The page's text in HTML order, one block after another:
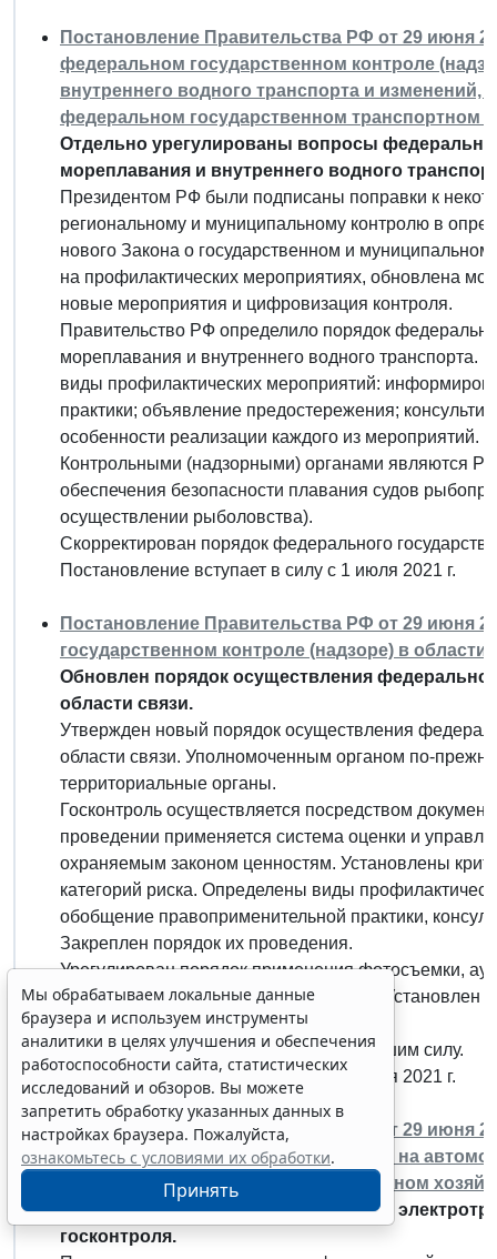
Постановление Правительства РФ от 29 июня
федеральном государственном контроле
внутреннего водного транспорта и изменений,
федеральном государственном транспортном
Отдельно урегулированы вопросы
мореплавания и внутреннего водного
Президентом РФ были подписаны поправки к
региональному и муниципальному контролю в
нового Закона о государственном и
на профилактических мероприятиях, обновлена
новые мероприятия и цифровизация контроля.
Правительство РФ определило порядок
мореплавания и внутреннего водного транспорта.
виды профилактических мероприятий:
практики; объявление предостережения;
особенности реализации каждого из мероприятий.
Контрольными (надзорными) органами являются
обеспечения безопасности плавания судов
осуществлении рыболовства).
Скорректирован порядок федерального
Постановление вступает в силу с 1 июля 2021 г.
Постановление Правительства РФ от 29 июня
государственном контроле (надзоре) в области
Обновлен порядок осуществления
области связи.
Утвержден новый порядок осуществления
области связи. Уполномоченным органом по-
территориальные органы.
Госконтроль осуществляется посредством
проведении применяется система оценки и
охраняемым законом ценностям. Установлены
категорий риска. Определены виды
обобщение правоприменительной практики,
Закреплен порядок их проведения.
Урегулирован порядок применения фотосъемки,
нарушения обязательных требований. Установлен
органов.
Прежнее положение признано утратившим силу.
Постановление вступает в силу с 1 июля 2021 г.
Постановление Правительства РФ от 29 июня
государственном контроле (надзоре) на
электрическом транспорте и в дорожном
Автотранспорт, городской наземный
госконтроля.
Мы обрабатываем локальные данные
браузера и используем инструменты
аналитики в целях улучшения и обеспечения
работоспособности сайта, статистических
исследований и обзоров. Вы можете
запретить обработку указанных данных в
настройках браузера. Пожалуйста,
ознакомьтесь с условиями их обработки.
Принять